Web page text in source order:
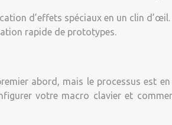
d’effets spéciaux en un clin d’œil.
rapide de prototypes.
abord, mais le processus est
votre macro clavier et